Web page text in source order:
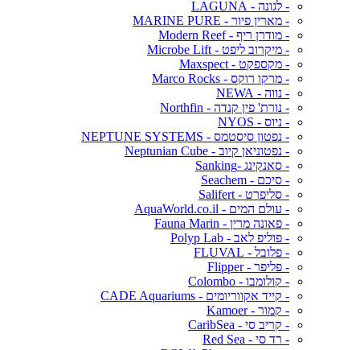
- לגונה - LAGUNA
- מארין פיור - MARINE PURE
- מודרן ריף - Modern Reef
- מיקרוב ליפט - Microbe Lift
- מקספקט - Maxspect
- מרקו רוקס - Marco Rocks
- נווה - NEWA
- נורת' פין קנדה - Northfin
- ניוס - NYOS
- נפטון סיסטמס - NEPTUNE SYSTEMS
- נפטוניאן קיוב - Neptunian Cube
- סאנקינג -Sanking
- סיכם - Seachem
- סליפרט - Salifert
- עולם המים - AquaWorld.co.il
- פאונה מרין - Fauna Marin
- פוליפ לאב - Polyp Lab
- פלובל - FLUVAL
- פליפר - Flipper
- קולומבו - Colombo
- קייד אקווריומים - CADE Aquariums
- קמור - Kamoer
- קריב סי - CaribSea
- רד סי - Red Sea